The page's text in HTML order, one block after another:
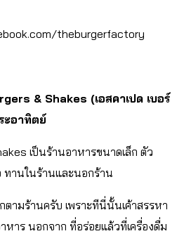
theburgerfactory
& Shakes (เอสคาเปด เบอร์
ะอาทิตย์
เป็นร้านอาหารขนาดเล็ก ตัว
ทานในร้านและนอกร้าน
ตามร้านครับ เพราะทีนี่นั้นเค้าสรรหา
าร นอกจาก ที่อร่อยแล้วที่เครื่องดื่ม